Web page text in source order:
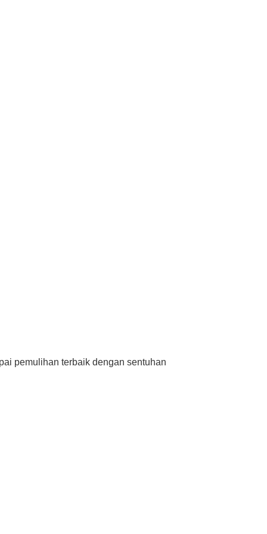
pemulihan terbaik dengan sentuhan